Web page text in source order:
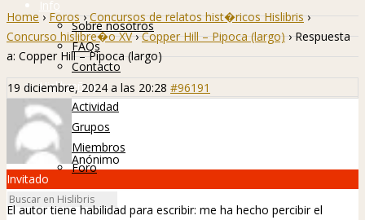
Info
Sobre nosotros
FAQs
Contacto
Hislibreños
Actividad
Grupos
Miembros
Foro
Home › Foros › Concursos de relatos hist�ricos Hislibris ›
Concurso hislibre�o XV › Copper Hill – Pipoca (largo) › Respuesta
a: Copper Hill – Pipoca (largo)
19 diciembre, 2024 a las 20:28 #96191
Anónimo
Invitado
El autor tiene habilidad para escribir: me ha hecho percibir el